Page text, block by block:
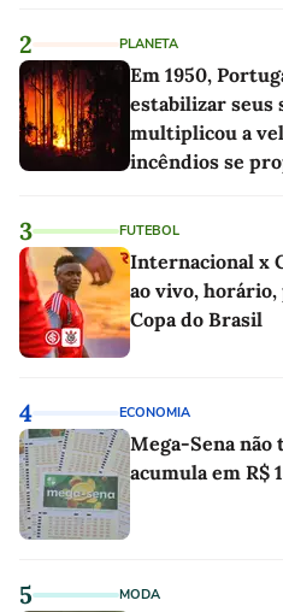
2 PLANETA
Em 1950,
estabilizar seus
multiplicou a
incêndios se
3 FUTEBOL
Internacional x
ao vivo, horário,
Copa do Brasil
4 ECONOMIA
Mega-Sena
acumula em R$
5 MODA